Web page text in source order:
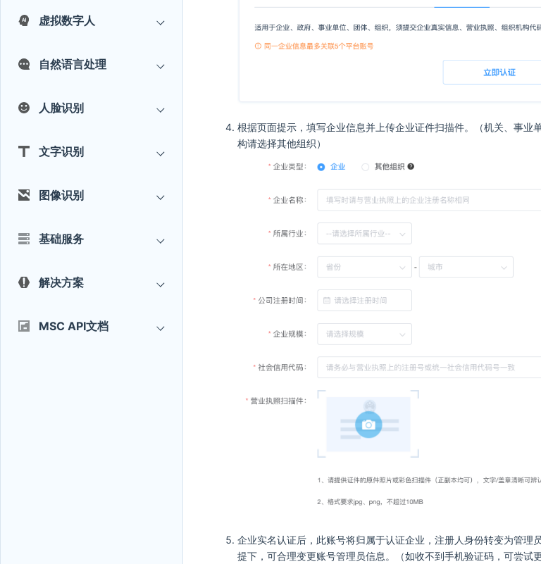
虚拟数字人
自然语言处理
人脸识别
文字识别
图像识别
基础服务
解决方案
MSC API文档
根据页面提示，填写企业信息并上传企业证件扫描件。（机关、事业
构请选择其他组织）
企业实名认证后，此账号将归属于认证企业，注册人身份转变为管理
提下，可合理变更账号管理员信息。（如收不到手机验证码，可尝试